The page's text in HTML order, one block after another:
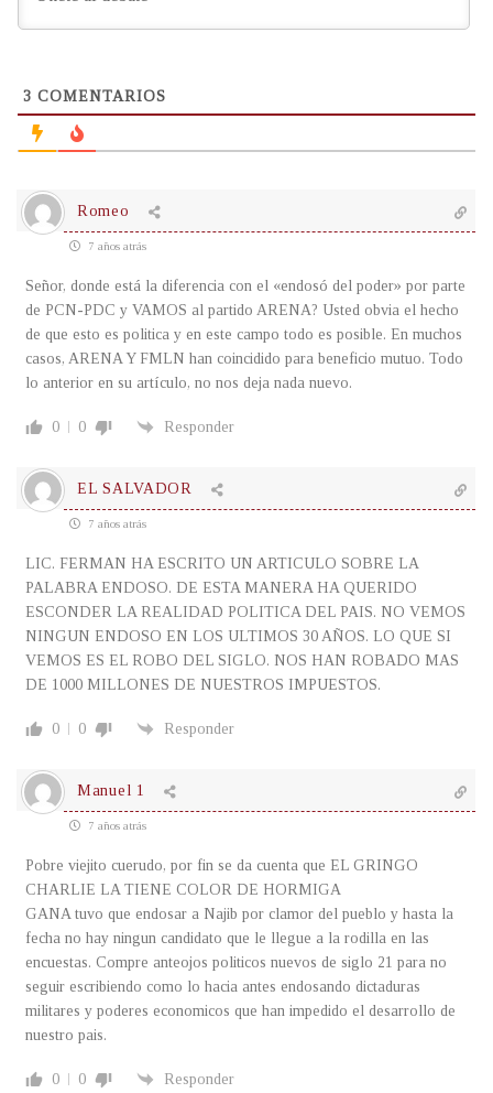
3 COMENTARIOS
Romeo
7 años atrás
Señor, donde está la diferencia con el «endosó del poder» por parte
de PCN-PDC y VAMOS al partido ARENA? Usted obvia el hecho
de que esto es politica y en este campo todo es posible. En muchos
casos, ARENA Y FMLN han coincidido para beneficio mutuo. Todo
lo anterior en su artículo, no nos deja nada nuevo.
0 0 Responder
EL SALVADOR
7 años atrás
LIC. FERMAN HA ESCRITO UN ARTICULO SOBRE LA
PALABRA ENDOSO. DE ESTA MANERA HA QUERIDO
ESCONDER LA REALIDAD POLITICA DEL PAIS. NO VEMOS
NINGUN ENDOSO EN LOS ULTIMOS 30 AÑOS. LO QUE SI
VEMOS ES EL ROBO DEL SIGLO. NOS HAN ROBADO MAS
DE 1000 MILLONES DE NUESTROS IMPUESTOS.
0 0 Responder
Manuel 1
7 años atrás
Pobre viejito cuerudo, por fin se da cuenta que EL GRINGO
CHARLIE LA TIENE COLOR DE HORMIGA
GANA tuvo que endosar a Najib por clamor del pueblo y hasta la
fecha no hay ningun candidato que le llegue a la rodilla en las
encuestas. Compre anteojos politicos nuevos de siglo 21 para no
seguir escribiendo como lo hacia antes endosando dictaduras
militares y poderes economicos que han impedido el desarrollo de
nuestro pais.
0 0 Responder